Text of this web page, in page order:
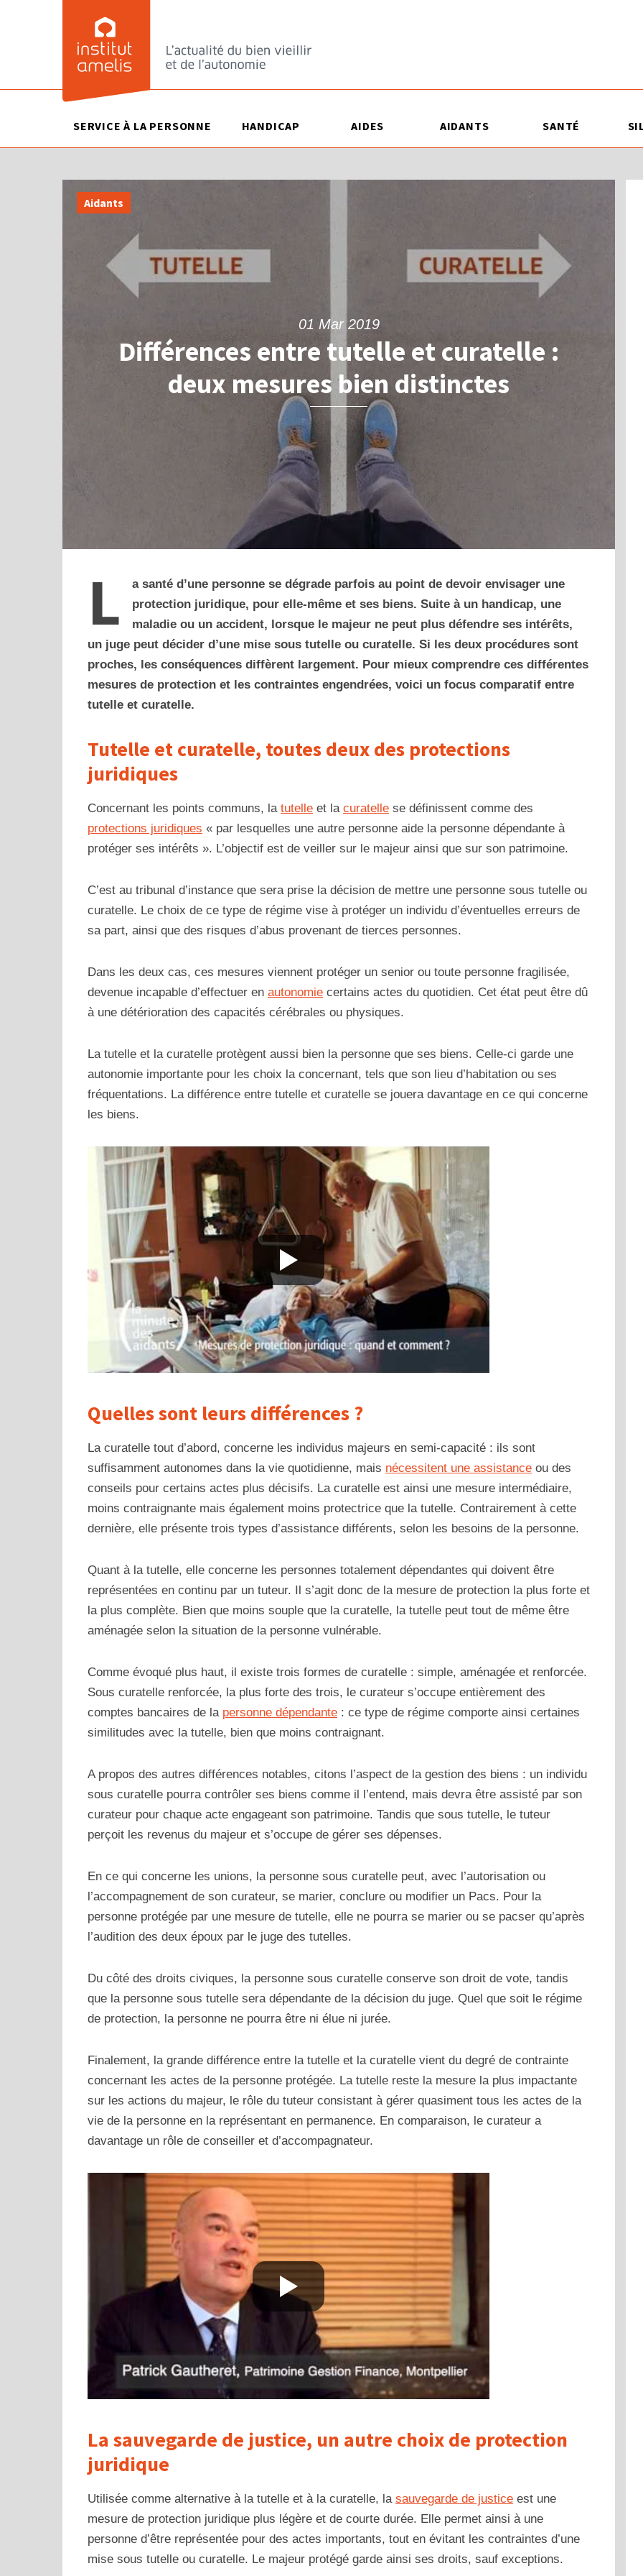
SERVICE À LA PERSONNE HANDICAP AIDES AIDANTS SANTÉ
Aidants
01 Mar 2019
Différences entre tutelle et curatelle :
deux mesures bien distinctes
L
a santé d’une personne se dégrade parfois au point de devoir envisager une
protection juridique, pour elle-même et ses biens. Suite à un handicap, une
maladie ou un accident, lorsque le majeur ne peut plus défendre ses intérêts,
un juge peut décider d’une mise sous tutelle ou curatelle. Si les deux procédures sont
proches, les conséquences diffèrent largement. Pour mieux comprendre ces différentes
mesures de protection et les contraintes engendrées, voici un focus comparatif entre
tutelle et curatelle.
Tutelle et curatelle, toutes deux des protections
juridiques
Concernant les points communs, la tutelle et la curatelle se définissent comme des
protections juridiques « par lesquelles une autre personne aide la personne dépendante à
protéger ses intérêts ». L’objectif est de veiller sur le majeur ainsi que sur son patrimoine.
C’est au tribunal d’instance que sera prise la décision de mettre une personne sous tutelle ou
curatelle. Le choix de ce type de régime vise à protéger un individu d’éventuelles erreurs de
sa part, ainsi que des risques d’abus provenant de tierces personnes.
Dans les deux cas, ces mesures viennent protéger un senior ou toute personne fragilisée,
devenue incapable d’effectuer en autonomie certains actes du quotidien. Cet état peut être dû
à une détérioration des capacités cérébrales ou physiques.
La tutelle et la curatelle protègent aussi bien la personne que ses biens. Celle-ci garde une
autonomie importante pour les choix la concernant, tels que son lieu d’habitation ou ses
fréquentations. La différence entre tutelle et curatelle se jouera davantage en ce qui concerne
les biens.
Quelles sont leurs différences ?
La curatelle tout d’abord, concerne les individus majeurs en semi-capacité : ils sont
suffisamment autonomes dans la vie quotidienne, mais nécessitent une assistance ou des
conseils pour certains actes plus décisifs. La curatelle est ainsi une mesure intermédiaire,
moins contraignante mais également moins protectrice que la tutelle. Contrairement à cette
dernière, elle présente trois types d’assistance différents, selon les besoins de la personne.
Quant à la tutelle, elle concerne les personnes totalement dépendantes qui doivent être
représentées en continu par un tuteur. Il s’agit donc de la mesure de protection la plus forte et
la plus complète. Bien que moins souple que la curatelle, la tutelle peut tout de même être
aménagée selon la situation de la personne vulnérable.
Comme évoqué plus haut, il existe trois formes de curatelle : simple, aménagée et renforcée.
Sous curatelle renforcée, la plus forte des trois, le curateur s’occupe entièrement des
comptes bancaires de la personne dépendante : ce type de régime comporte ainsi certaines
similitudes avec la tutelle, bien que moins contraignant.
A propos des autres différences notables, citons l’aspect de la gestion des biens : un individu
sous curatelle pourra contrôler ses biens comme il l’entend, mais devra être assisté par son
curateur pour chaque acte engageant son patrimoine. Tandis que sous tutelle, le tuteur
perçoit les revenus du majeur et s’occupe de gérer ses dépenses.
En ce qui concerne les unions, la personne sous curatelle peut, avec l’autorisation ou
l’accompagnement de son curateur, se marier, conclure ou modifier un Pacs. Pour la
personne protégée par une mesure de tutelle, elle ne pourra se marier ou se pacser qu’après
l’audition des deux époux par le juge des tutelles.
Du côté des droits civiques, la personne sous curatelle conserve son droit de vote, tandis
que la personne sous tutelle sera dépendante de la décision du juge. Quel que soit le régime
de protection, la personne ne pourra être ni élue ni jurée.
Finalement, la grande différence entre la tutelle et la curatelle vient du degré de contrainte
concernant les actes de la personne protégée. La tutelle reste la mesure la plus impactante
sur les actions du majeur, le rôle du tuteur consistant à gérer quasiment tous les actes de la
vie de la personne en la représentant en permanence. En comparaison, le curateur a
davantage un rôle de conseiller et d’accompagnateur.
La sauvegarde de justice, un autre choix de protection
juridique
Utilisée comme alternative à la tutelle et à la curatelle, la sauvegarde de justice est une
mesure de protection juridique plus légère et de courte durée. Elle permet ainsi à une
personne d’être représentée pour des actes importants, tout en évitant les contraintes d’une
mise sous tutelle ou curatelle. Le majeur protégé garde ainsi ses droits, sauf exceptions.